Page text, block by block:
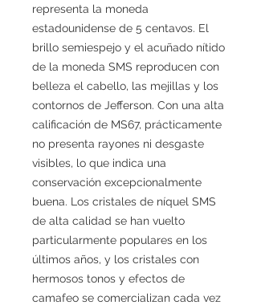
representa la moneda
estadounidense de 5 centavos. El
brillo semiespejo y el acuñado nítido
de la moneda SMS reproducen con
belleza el cabello, las mejillas y los
contornos de Jefferson. Con una alta
calificación de MS67, prácticamente
no presenta rayones ni desgaste
visibles, lo que indica una
conservación excepcionalmente
buena. Los cristales de níquel SMS
de alta calidad se han vuelto
particularmente populares en los
últimos años, y los cristales con
hermosos tonos y efectos de
camafeo se comercializan cada vez